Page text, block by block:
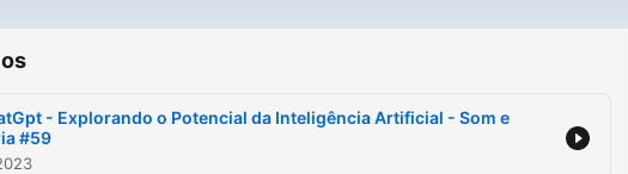
- Explorando o Potencial da Inteligência Artificial - Som e
#59